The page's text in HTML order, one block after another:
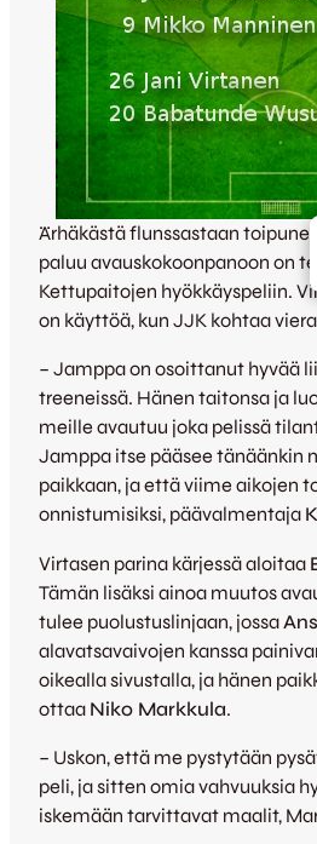
Ärhäkästä flunssastaan
paluu avauskokoonpanoon on
Kettupaitojen hyökkäyspeliin.
on käyttöä, kun JJK kohtaa
– Jamppa on osoittanut hyvää
treeneissä. Hänen taitonsa ja
meille avautuu joka pelissä
Jamppa itse pääsee tänäänkin
paikkaan, ja että viime aikojen
onnistumisiksi, päävalmentaja
Virtasen parina kärjessä aloitaa
Tämän lisäksi ainoa muutos
tulee puolustuslinjaan, jossa
alavatsavaivojen kanssa
oikealla sivustalla, ja hänen
ottaa Niko Markkula.
– Uskon, että me pystytään
peli, ja sitten omia vahvuuksia
iskemään tarvittavat maalit,